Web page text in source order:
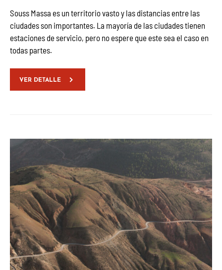
Souss Massa es un territorio vasto y las distancias entre las
ciudades son importantes. La mayoría de las ciudades tienen
estaciones de servicio, pero no espere que este sea el caso en
todas partes.
VER DETALLE